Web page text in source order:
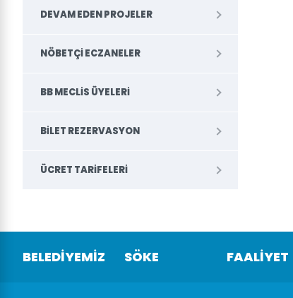
DEVAM EDEN PROJELER
NÖBETÇI ECZANELER
BB MECLIS ÜYELERI
BILET REZERVASYON
ÜCRET TARIFELERI
BELEDİYEMİZ SÖKE FAALİYET